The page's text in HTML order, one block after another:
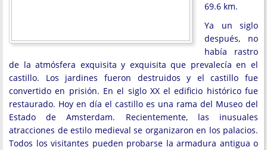
69.6 km.
Ya un siglo
después, no
había rastro
de la atmósfera exquisita y exquisita que prevalecía en el
castillo. Los jardines fueron destruidos y el castillo fue
convertido en prisión. En el siglo XX el edificio histórico fue
restaurado. Hoy en día el castillo es una rama del Museo del
Estado de Amsterdam. Recientemente, las inusuales
atracciones de estilo medieval se organizaron en los palacios.
Todos los visitantes pueden probarse la armadura antigua o